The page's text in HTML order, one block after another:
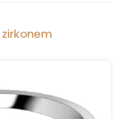
zirkonem